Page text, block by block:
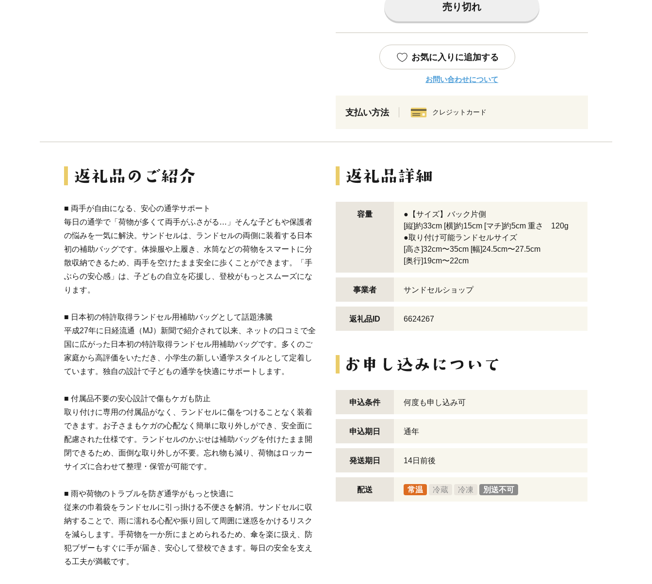
売り切れ
お気に入りに追加する
お問い合わせについて
支払い方法 クレジットカード
■ 両手が自由になる、安心の通学サポート
毎日の通学で「荷物が多くて両手がふさがる…」そんな子どもや保護者
の悩みを一気に解決。サンドセルは、ランドセルの両側に装着する日本
初の補助バッグです。体操服や上履き、水筒などの荷物をスマートに分
散収納できるため、両手を空けたまま安全に歩くことができます。「手
ぶらの安心感」は、子どもの自立を応援し、登校がもっとスムーズにな
ります。
■ 日本初の特許取得ランドセル用補助バッグとして話題沸騰
平成27年に日経流通（MJ）新聞で紹介されて以来、ネットの口コミで全
国に広がった日本初の特許取得ランドセル用補助バッグです。多くのご
家庭から高評価をいただき、小学生の新しい通学スタイルとして定着し
ています。独自の設計で子どもの通学を快適にサポートします。
■ 付属品不要の安心設計で傷もケガも防止
取り付けに専用の付属品がなく、ランドセルに傷をつけることなく装着
できます。お子さまもケガの心配なく簡単に取り外しができ、安全面に
配慮された仕様です。ランドセルのかぶせは補助バッグを付けたまま開
閉できるため、面倒な取り外しが不要。忘れ物も減り、荷物はロッカー
サイズに合わせて整理・保管が可能です。
■ 雨や荷物のトラブルを防ぎ通学がもっと快適に
従来の巾着袋をランドセルに引っ掛ける不便さを解消。サンドセルに収
納することで、雨に濡れる心配や振り回して周囲に迷惑をかけるリスク
を減らします。手荷物を一か所にまとめられるため、傘を楽に扱え、防
犯ブザーもすぐに手が届き、安心して登校できます。毎日の安全を支え
る工夫が満載です。
容量
●【サイズ】バック片側
[縦]約33cm [横]約15cm [マチ]約5cm 重さ 120g
●取り付け可能ランドセルサイズ
[高さ]32cm〜35cm [幅]24.5cm〜27.5cm
[奥行]19cm〜22cm
事業者 サンドセルショップ
返礼品ID 6624267
申込条件 何度も申し込み可
申込期日 通年
発送期日 14日前後
配送 常温 冷蔵 冷凍 別送不可